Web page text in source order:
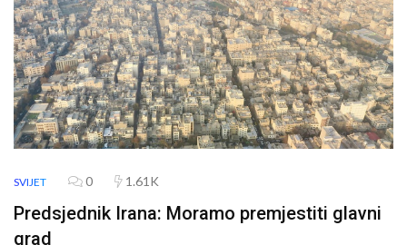
SVIJET 0 1.61K
Predsjednik Irana: Moramo premjestiti glavni
grad